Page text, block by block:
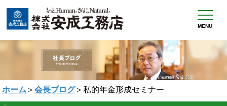
MENU
ホーム ＞会長ブログ＞私的年金形成セミナー